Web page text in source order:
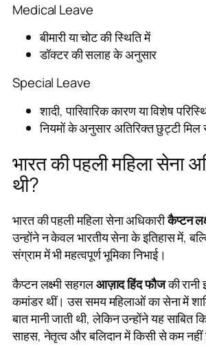
Medical Leave
बीमारी या चोट की स्थिति में
डॉक्टर की सलाह के अनुसार
Special Leave
शादी, पारिवारिक कारण या विशेष
नियमों के अनुसार अतिरिक्त छुट्टी
भारत की पहली महिला सेना
थी?
भारत की पहली महिला सेना अधिकारीकैप्टन
उन्होंने न केवल भारतीय सेना के इतिहास में,
संग्राम में भी महत्वपूर्ण भूमिका निभाई।
कैप्टन लक्ष्मी सहगलआज़ाद हिंद फौजकी रानी
कमांडर थीं। उस समय महिलाओं का सेना में
बात मानी जाती थी, लेकिन उन्होंने यह साबित
साहस, नेतृत्व और बलिदान में किसी से कम नहीं